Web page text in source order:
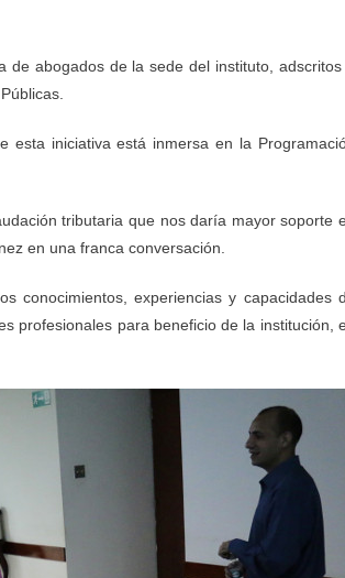
abogados de la sede del instituto, adscritos
esta iniciativa está inmersa en la
tributaria que nos daría mayor soporte
en una franca conversación.
conocimientos, experiencias y capacidades
profesionales para beneficio de la institución,